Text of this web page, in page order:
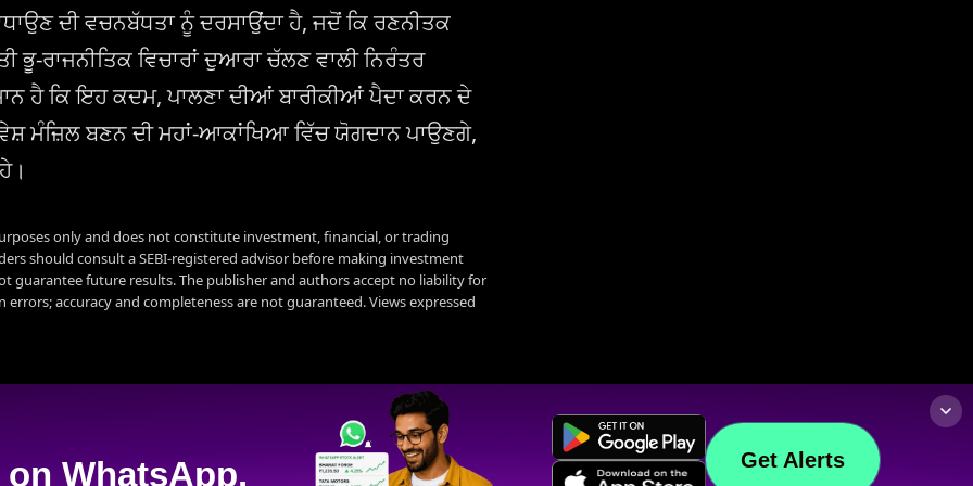
ਦੀ ਵਚਨਬੱਧਤਾ ਨੂੰ ਦਰਸਾਉਂਦਾ ਹੈ, ਜਦੋਂ ਕਿ ਰਣਨੀਤਕ
ਭੂ-ਰਾਜਨੀਤਿਕ ਵਿਚਾਰਾਂ ਦੁਆਰਾ ਚੱਲਣ ਵਾਲੀ ਨਿਰੰਤਰ
ਹੈ ਕਿ ਇਹ ਕਦਮ, ਪਾਲਣਾ ਦੀਆਂ ਬਾਰੀਕੀਆਂ ਪੈਦਾ ਕਰਨ ਦੇ
ਮੰਜ਼ਿਲ ਬਣਨ ਦੀ ਮਹਾਂ-ਆਕਾਂਖਿਆ ਵਿੱਚ ਯੋਗਦਾਨ ਪਾਉਣਗੇ,
only and does not constitute investment, financial, or trading
should consult a SEBI-registered advisor before making investment
guarantee future results. The publisher and authors accept no liability for
accuracy and completeness are not guaranteed. Views expressed
on WhatsApp. Get Alerts